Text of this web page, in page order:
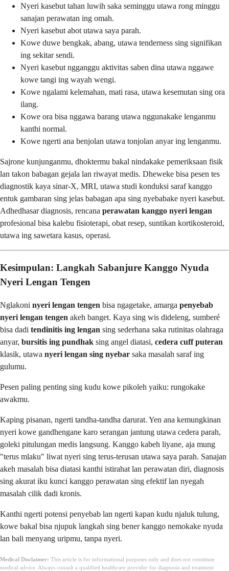
Nyeri kasebut tahan luwih saka seminggu utawa rong minggu
sanajan perawatan ing omah.
Nyeri kasebut abot utawa saya parah.
Kowe duwe bengkak, abang, utawa tenderness sing signifikan
ing sekitar sendi.
Nyeri kasebut ngganggu aktivitas saben dina utawa nggawe
kowe tangi ing wayah wengi.
Kowe ngalami kelemahan, mati rasa, utawa kesemutan sing ora
ilang.
Kowe ora bisa nggawa barang utawa nggunakake lenganmu
kanthi normal.
Kowe ngerti ana benjolan utawa tonjolan anyar ing lenganmu.
Sajrone kunjunganmu, dhoktermu bakal nindakake pemeriksaan fisik
lan takon babagan gejala lan riwayat medis. Dheweke bisa pesen tes
diagnostik kaya sinar-X, MRI, utawa studi konduksi saraf kanggo
entuk gambaran sing jelas babagan apa sing nyebabake nyeri kasebut.
Adhedhasar diagnosis, rencana perawatan kanggo nyeri lengan
profesional bisa kalebu fisioterapi, obat resep, suntikan kortikosteroid,
utawa ing sawetara kasus, operasi.
Kesimpulan: Langkah Sabanjure Kanggo Nyuda
Nyeri Lengan Tengen
Nglakoni nyeri lengan tengen bisa ngagetake, amarga penyebab
nyeri lengan tengen akeh banget. Kaya sing wis dideleng, sumberé
bisa dadi tendinitis ing lengan sing sederhana saka rutinitas olahraga
anyar, bursitis ing pundhak sing angel diatasi, cedera cuff puteran
klasik, utawa nyeri lengan sing nyebar saka masalah saraf ing
gulumu.
Pesen paling penting sing kudu kowe pikoleh yaiku: rungokake
awakmu.
Kaping pisanan, ngerti tandha-tandha darurat. Yen ana kemungkinan
nyeri kowe gandhengane karo serangan jantung utawa cedera parah,
goleki pitulungan medis langsung. Kanggo kabeh liyane, aja mung
"terus mlaku" liwat nyeri sing terus-terusan utawa saya parah. Sanajan
akeh masalah bisa diatasi kanthi istirahat lan perawatan diri, diagnosis
sing akurat iku kunci kanggo perawatan sing efektif lan nyegah
masalah cilik dadi kronis.
Kanthi ngerti potensi penyebab lan ngerti kapan kudu njaluk tulung,
kowe bakal bisa njupuk langkah sing bener kanggo nemokake nyuda
lan bali menyang uripmu, tanpa nyeri.
Medical Disclaimer: This article is for informational purposes only and does not constitute
medical advice. Always consult a qualified healthcare provider for diagnosis and treatment